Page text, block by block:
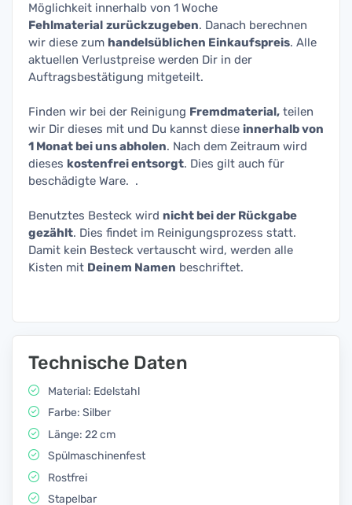
Möglichkeit innerhalb von 1 Woche
Fehlmaterial zurückzugeben. Danach berechnen
wir diese zum handelsüblichen Einkaufspreis. Alle
aktuellen Verlustpreise werden Dir in der
Auftragsbestätigung mitgeteilt.
Finden wir bei der Reinigung Fremdmaterial, teilen
wir Dir dieses mit und Du kannst diese innerhalb von
1 Monat bei uns abholen. Nach dem Zeitraum wird
dieses kostenfrei entsorgt. Dies gilt auch für
beschädigte Ware. .
Benutztes Besteck wird nicht bei der Rückgabe
gezählt. Dies findet im Reinigungsprozess statt.
Damit kein Besteck vertauscht wird, werden alle
Kisten mit Deinem Namen beschriftet.
Technische Daten
Material: Edelstahl
Farbe: Silber
Länge: 22 cm
Spülmaschinenfest
Rostfrei
Stapelbar